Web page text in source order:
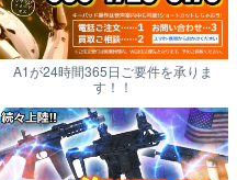
A1が24時間365日ご要件を承りま
す！！